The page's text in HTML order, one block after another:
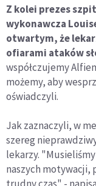
Z kolei prezes
wykonawcza
otwartym, że
ofiarami ataków
współczujemy
możemy, aby
oświadczyli.
Jak zaznaczyli, w
szereg
lekarzy.
naszych motywacji,
trudny czas" -